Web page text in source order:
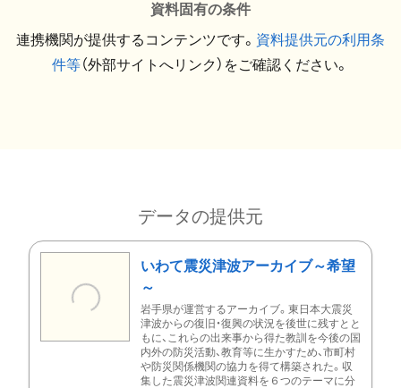
資料固有の条件
連携機関が提供するコンテンツです。 資料提供元の利用条
件等（外部サイトへリンク）をご確認ください。
データの提供元
いわて震災津波アーカイブ～希望
～
岩手県が運営するアーカイブ。東日本大震災
津波からの復旧・復興の状況を後世に残すとと
もに、これらの出来事から得た教訓を今後の国
内外の防災活動、教育等に生かすため、市町村
や防災関係機関の協力を得て構築された。収
集した震災津波関連資料を６つのテーマに分